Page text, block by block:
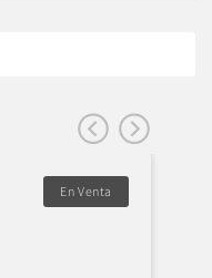
En Venta